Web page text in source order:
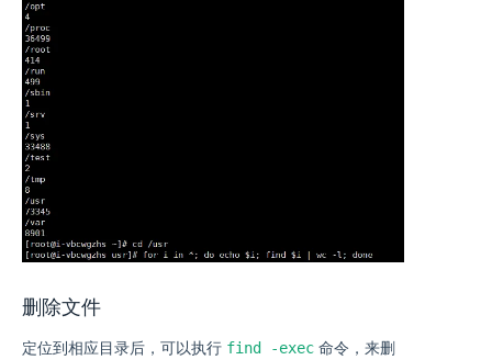
删除文件
定位到相应目录后，可以执行 find -exec 命令，来删